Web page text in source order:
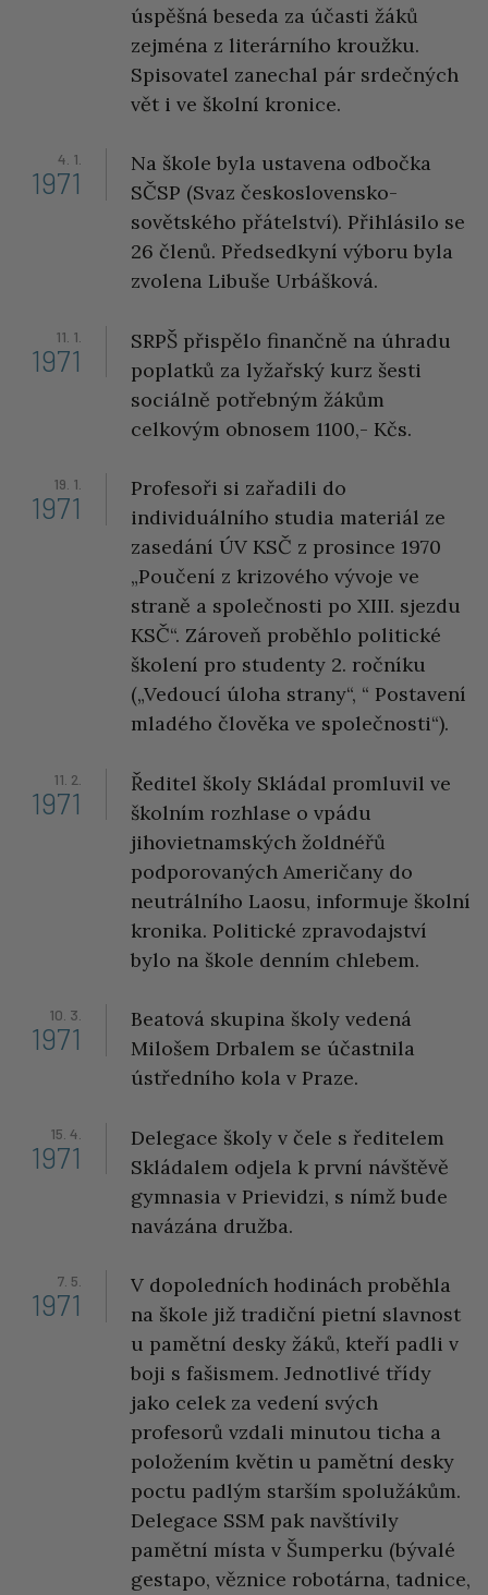
úspěšná beseda za účasti žáků
zejména z literárního kroužku.
Spisovatel zanechal pár srdečných
vět i ve školní kronice.
4. 1.
1971
Na škole byla ustavena odbočka
SČSP (Svaz československo-
sovětského přátelství). Přihlásilo se
26 členů. Předsedkyní výboru byla
zvolena Libuše Urbášková.
11. 1.
1971
SRPŠ přispělo finančně na úhradu
poplatků za lyžařský kurz šesti
sociálně potřebným žákům
celkovým obnosem 1100,- Kčs.
19. 1.
1971
Profesoři si zařadili do
individuálního studia materiál ze
zasedání ÚV KSČ z prosince 1970
„Poučení z krizového vývoje ve
straně a společnosti po XIII. sjezdu
KSČ“. Zároveň proběhlo politické
školení pro studenty 2. ročníku
(„Vedoucí úloha strany“, “ Postavení
mladého člověka ve společnosti“).
11. 2.
1971
Ředitel školy Skládal promluvil ve
školním rozhlase o vpádu
jihovietnamských žoldnéřů
podporovaných Američany do
neutrálního Laosu, informuje školní
kronika. Politické zpravodajství
bylo na škole denním chlebem.
10. 3.
1971
Beatová skupina školy vedená
Milošem Drbalem se účastnila
ústředního kola v Praze.
15. 4.
1971
Delegace školy v čele s ředitelem
Skládalem odjela k první návštěvě
gymnasia v Prievidzi, s nímž bude
navázána družba.
7. 5.
1971
V dopoledních hodinách proběhla
na škole již tradiční pietní slavnost
u pamětní desky žáků, kteří padli v
boji s fašismem. Jednotlivé třídy
jako celek za vedení svých
profesorů vzdali minutou ticha a
položením květin u pamětní desky
poctu padlým starším spolužákům.
Delegace SSM pak navštívily
pamětní místa v Šumperku (bývalé
gestapo, věznice robotárna, tadnice,